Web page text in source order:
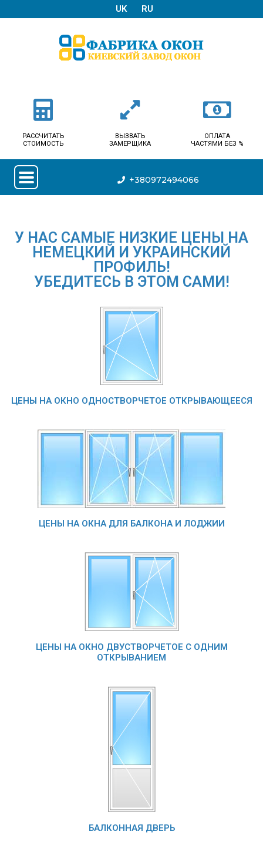
UK RU
РАССЧИТАТЬ
СТОИМОСТЬ
ВЫЗВАТЬ
ЗАМЕРЩИКА
ОПЛАТА
ЧАСТЯМИ БЕЗ %
+380972494066
У НАС САМЫЕ НИЗКИЕ ЦЕНЫ НА
НЕМЕЦКИЙ И УКРАИНСКИЙ
ПРОФИЛЬ!
УБЕДИТЕСЬ В ЭТОМ САМИ!
ЦЕНЫ НА ОКНО ОДНОСТВОРЧЕТОЕ ОТКРЫВАЮЩЕЕСЯ
ЦЕНЫ НА ОКНА ДЛЯ БАЛКОНА И ЛОДЖИИ
ЦЕНЫ НА ОКНО ДВУСТВОРЧЕТОЕ С ОДНИМ
ОТКРЫВАНИЕМ
БАЛКОННАЯ ДВЕРЬ